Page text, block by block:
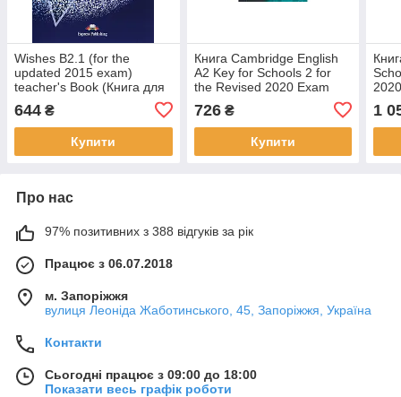
Wishes B2.1 (for the
updated 2015 exam)
teacher's Book (Книга для
644 ₴
Купити
Книга Cambridge English
A2 Key for Schools 2 for
the Revised 2020 Exam
Answers and Audio
726₴
Купити
and
1
Про нас
97% позитивних з 388 відгуків за рік
Працює з 06.07.2018
м. Запоріжжя
вулиця Леоніда Жаботинського, 45, Запоріжжя, Україна
Контакти
Сьогодні працює з 09:00 до 18:00
Показати весь графік роботи